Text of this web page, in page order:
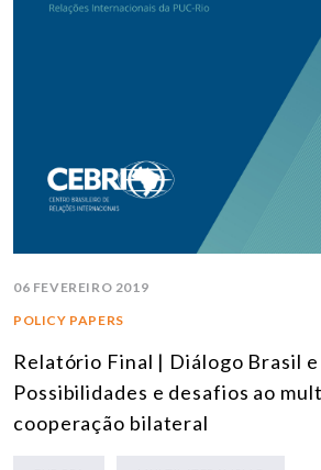
06 FEVEREIRO 2019
POLICY PAPERS
Relatório Final | Diálogo Brasil
Possibilidades e desafios ao
cooperação bilateral